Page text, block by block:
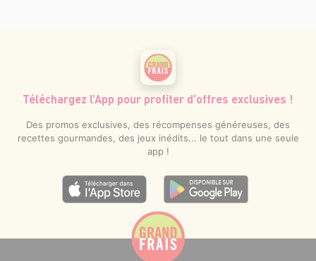
Téléchargez l’App pour profiter d’offres exclusives !
Des promos exclusives, des récompenses généreuses, des
recettes gourmandes, des jeux inédits... le tout dans une seule
app !